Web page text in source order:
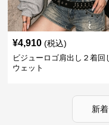
¥4,910 (税込)
ビジューロゴ肩出し２着回
ウェット
新